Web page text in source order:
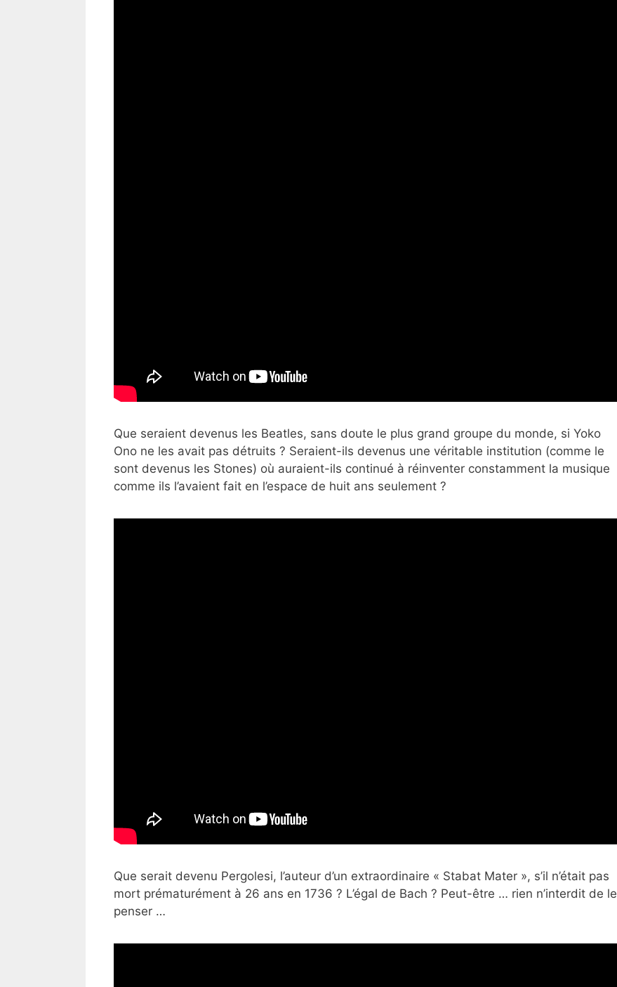
Que seraient devenus les Beatles, sans doute le plus grand groupe du monde, si Yoko
Ono ne les avait pas détruits ? Seraient-ils devenus une véritable institution (comme le
sont devenus les Stones) où auraient-ils continué à réinventer constamment la musique
comme ils l’avaient fait en l’espace de huit ans seulement ?
Que serait devenu Pergolesi, l’auteur d’un extraordinaire « Stabat Mater », s’il n’était pas
mort prématurément à 26 ans en 1736 ? L’égal de Bach ? Peut-être … rien n’interdit de le
penser …